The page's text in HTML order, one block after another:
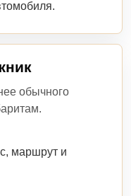
обычного
маршрут и